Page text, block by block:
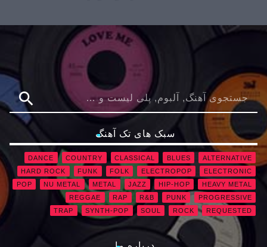
search
سبک های تک آهنگ
ALTERNATIVE
BLUES
CLASSICAL
COUNTRY
DANCE
ELECTRONIC
ELECTROPOP
FOLK
FUNK
HARD ROCK
HEAVY METAL
HIP-HOP
JAZZ
METAL
NU METAL
POP
PROGRESSIVE
PUNK
R&B
RAP
REGGAE
REQUESTED
ROCK
SOUL
SYNTH-POP
TRAP